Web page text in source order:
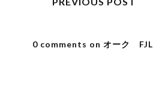
0 comments on オーク FJL